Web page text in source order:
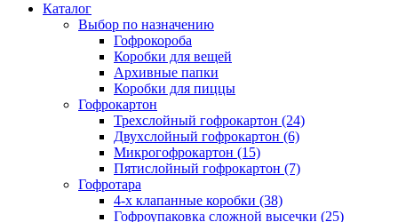
Каталог
Выбор по назначению
Гофрокороба
Коробки для вещей
Архивные папки
Коробки для пиццы
Гофрокартон
Трехслойный гофрокартон (24)
Двухслойный гофрокартон (6)
Микрогофрокартон (15)
Пятислойный гофрокартон (7)
Гофротара
4-х клапанные коробки (38)
Гофроупаковка сложной высечки (25)